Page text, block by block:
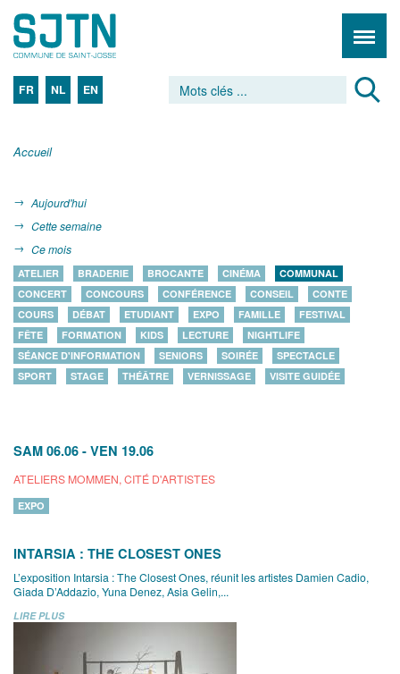
FR NL EN
Accueil
Aujourd'hui
Cette semaine
Ce mois
ATELIER BRADERIE BROCANTE CINÉMA
COMMUNAL
CONCERT
CONCOURS CONFÉRENCE CONSEIL
CONTE
COURS
DÉBAT ETUDIANT EXPO FAMILLE
FESTIVAL
FÊTE
FORMATION KIDS LECTURE
NIGHTLIFE
SÉANCE D'INFORMATION
SENIORS SOIRÉE
SPECTACLE
SPORT
STAGE THÉÂTRE VERNISSAGE VISITE GUIDÉE
SAM 06.06 - VEN 19.06
ATELIERS MOMMEN, CITÉ D'ARTISTES
EXPO
INTARSIA : THE CLOSEST ONES
L’exposition Intarsia : The Closest Ones, réunit les artistes Damien Cadio,
Giada D’Addazio, Yuna Denez, Asia Gelin,...
LIRE PLUS